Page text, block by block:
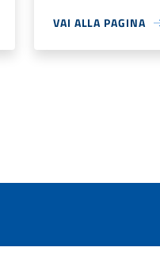
VAI ALLA PAGINA